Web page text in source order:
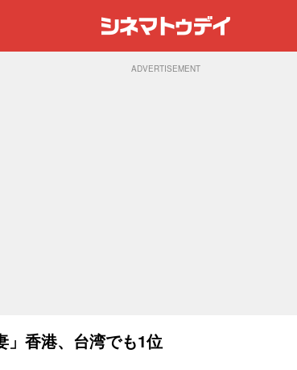
ADVERTISEMENT
香港、台湾でも1位